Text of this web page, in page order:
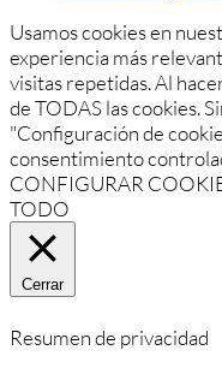
Usamos cookies en
experiencia más
visitas repetidas. Al
de TODAS las cookies.
"Configuración de
consentimiento
CONFIGURAR
TODO
Cerrar
Resumen de privacidad